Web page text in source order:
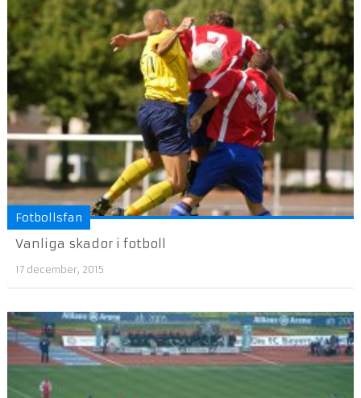
Fotbollsfan
Vanliga skador i fotboll
17 december, 2015